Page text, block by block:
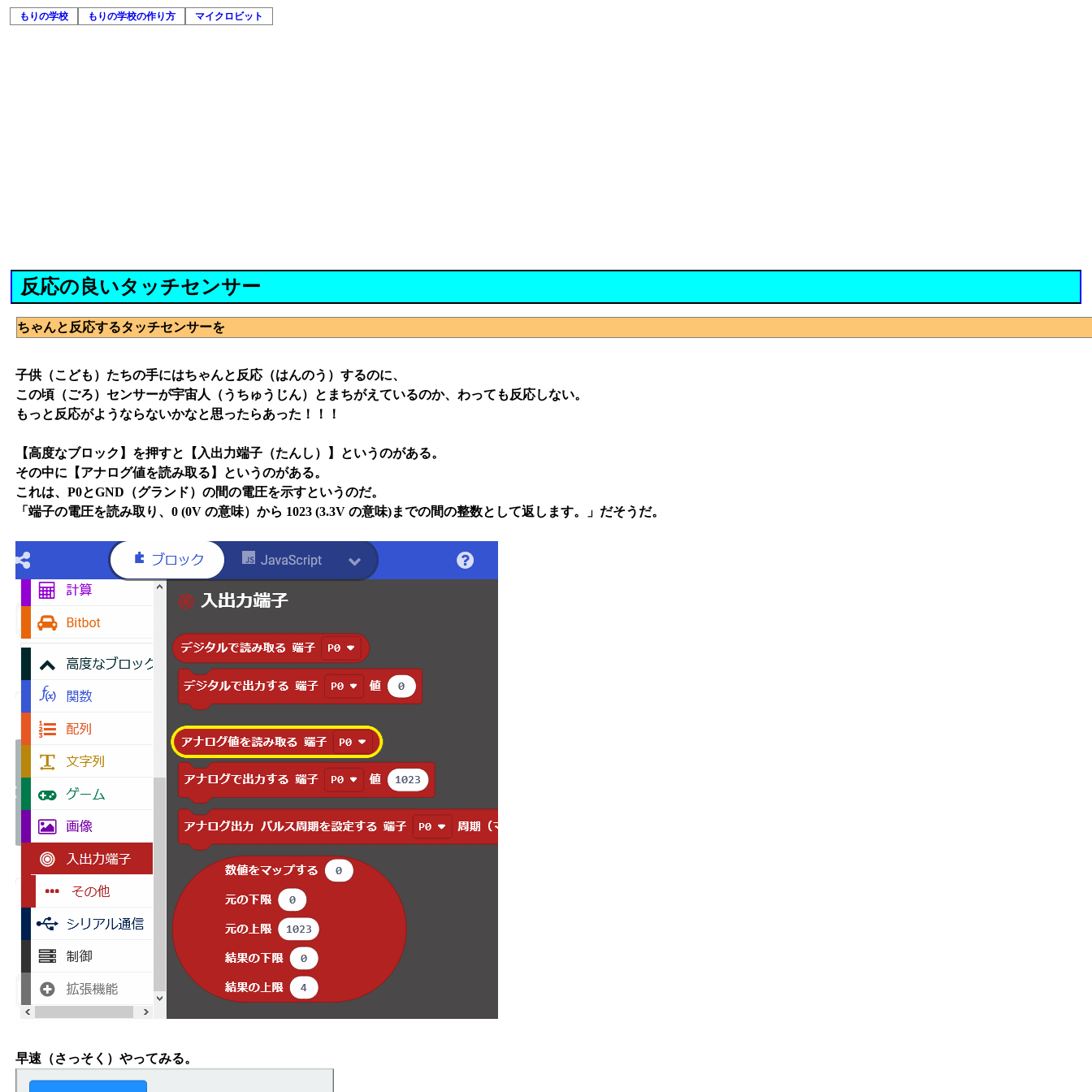
もりの学校 もりの学校の作り方 マイクロビット
反応の良いタッチセンサー
ちゃんと反応するタッチセンサーを
子供（こども）たちの手にはちゃんと反応（はんのう）するのに、
この頃（ごろ）センサーが宇宙人（うちゅうじん）とまちがえているのか、わっても反応しない。
もっと反応がようならないかなと思ったらあった！！！
【高度なブロック】を押すと【入出力端子（たんし）】というのがある。
その中に【アナログ値を読み取る】というのがある。
これは、P0とGND（グランド）の間の電圧を示すというのだ。
「端子の電圧を読み取り、0 (0V の意味）から 1023 (3.3V の意味)までの間の整数として返します。」だそうだ。
早速（さっそく）やってみる。